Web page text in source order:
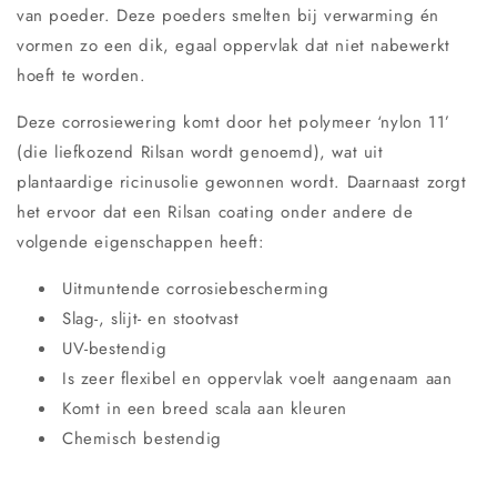
van poeder. Deze poeders smelten bij verwarming én
vormen zo een dik, egaal oppervlak dat niet nabewerkt
hoeft te worden.
Deze corrosiewering komt door het polymeer ‘nylon 11’
(die liefkozend Rilsan wordt genoemd), wat uit
plantaardige ricinusolie gewonnen wordt. Daarnaast zorgt
het ervoor dat een Rilsan coating onder andere de
volgende eigenschappen heeft:
Uitmuntende corrosiebescherming
Slag-, slijt- en stootvast
UV-bestendig
Is zeer flexibel en oppervlak voelt aangenaam aan
Komt in een breed scala aan kleuren
Chemisch bestendig